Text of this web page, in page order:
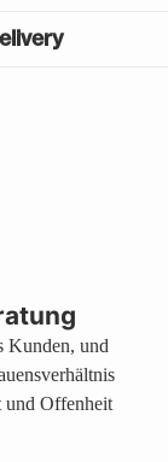
Kunden, und
und Offenheit